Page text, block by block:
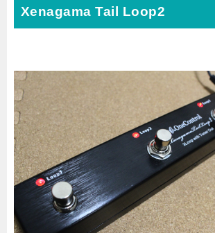
Xenagama Tail Loop2